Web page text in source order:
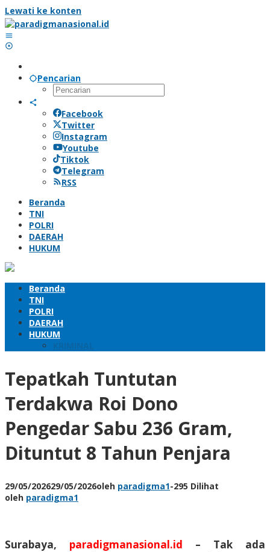
Lewati ke konten
Pencarian
Facebook
Twitter
Instagram
Youtube
Tiktok
Telegram
RSS
Beranda
TNI
POLRI
DAERAH
HUKUM
Beranda
TNI
POLRI
DAERAH
HUKUM
KRIMINAL
Tepatkah Tuntutan
Terdakwa Roi Dono
Pengedar Sabu 236 Gram,
Dituntut 8 Tahun Penjara
29/05/202629/05/2026oleh paradigma1-295 Dilihat
oleh paradigma1
Surabaya, paradigmanasional.id – Tak ada